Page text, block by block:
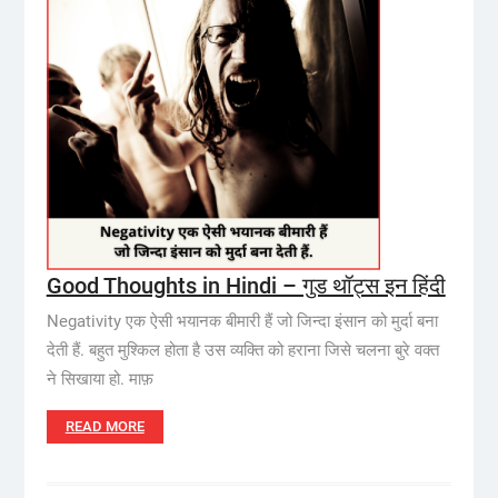
Good Thoughts in Hindi – गुड थॉट्स इन हिंदी
Negativity एक ऐसी भयानक बीमारी हैं जो जिन्दा इंसान को मुर्दा बना
देती हैं. बहुत मुश्किल होता है उस व्यक्ति को हराना जिसे चलना बुरे वक्त
ने सिखाया हो. माफ़
READ MORE